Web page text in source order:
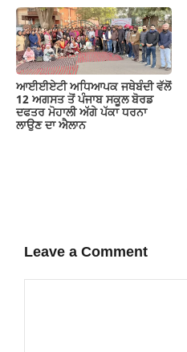
ਆਈਈਏਟੀ ਅਧਿਆਪਕ ਜਥੇਬੰਦੀ ਵੱਲੋਂ
12 ਅਗਸਤ ਤੋਂ ਪੰਜਾਬ ਸਕੂਲ ਬੋਰਡ
ਦਫਤਰ ਮੋਹਾਲੀ ਅੱਗੇ ਪੱਕਾ ਧਰਨਾ
ਲਾਉਣ ਦਾ ਐਲਾਨ
Leave a Comment